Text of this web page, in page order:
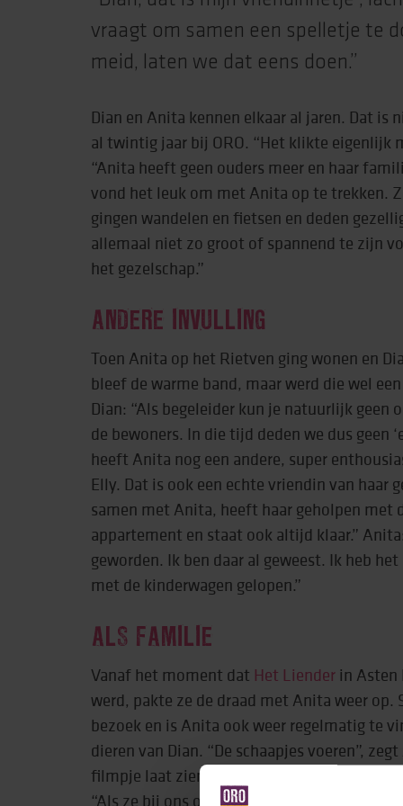
vraagt om samen een spelletje te
meid, laten we dat eens doen.”
Dian en Anita kennen elkaar al jaren. Dat is
al twintig jaar bij ORO. “Het klikte eigenlijk
“Anita heeft geen ouders meer en haar
vond het leuk om met Anita op te trekken.
gingen wandelen en fietsen en deden
allemaal niet zo groot of spannend te zijn
het gezelschap.”
ANDERE INVULLING
Toen Anita op het Rietven ging wonen en
bleef de warme band, maar werd die wel
Dian: “Als begeleider kun je natuurlijk geen
de bewoners. In die tijd deden we dus geen
heeft Anita nog een andere, super
Elly. Dat is ook een echte vriendin van haar
samen met Anita, heeft haar geholpen met
appartement en staat ook altijd klaar.”
geworden. Ik ben daar al geweest. Ik heb
met de kinderwagen gelopen.”
ALS FAMILIE
Vanaf het moment dat Het Liender in Asten
werd, pakte ze de draad met Anita weer op.
bezoek en is Anita ook weer regelmatig te
dieren van Dian. “De schaapjes voeren”,
filmpje laat zien waarop ze de dieren
“Als ze bij ons op bezoek komt, gaat ze het